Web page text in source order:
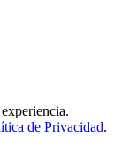
de Privacidad.